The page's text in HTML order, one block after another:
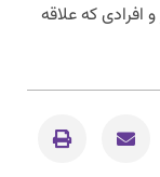
افرادی که علاقه